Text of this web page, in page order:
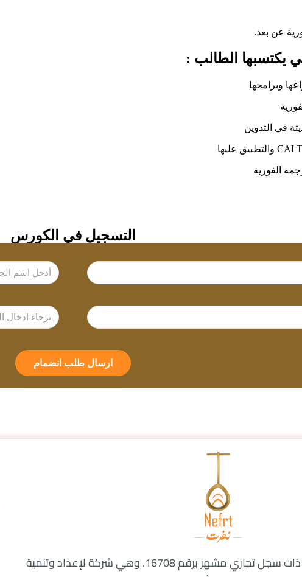
عن بعد.
يكتسبها الطالب :
وبرامجها
في التدوين
الفورية
التسجيل في الكورس
ارسال طلب انضمام
شركة نفرت هي شركة مصرية ذات سجل تجاري مشهر برقم 16708. وهي شركة لإعداد وتنمية